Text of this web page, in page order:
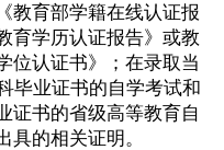
教育部学籍在线认证报
育学历认证报告》或教
位认证书》；在录取当
毕业证书的自学考试和
证书的省级高等教育自
的相关证明。